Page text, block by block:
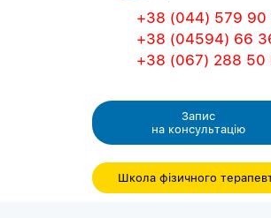
+38 (044) 579 90
+38 (04594) 66
+38 (067) 288 50
Запис
на консультацiю
Школа фізичного